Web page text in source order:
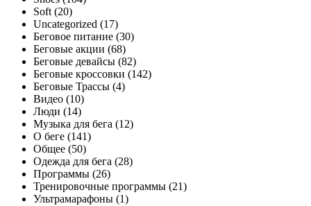
Soft (20)
Uncategorized (17)
Беговое питание (30)
Беговые акции (68)
Беговые девайсы (82)
Беговые кроссовки (142)
Беговые Трассы (4)
Видео (10)
Люди (14)
Музыка для бега (12)
О беге (141)
Общее (50)
Одежда для бега (28)
Программы (26)
Тренировочные программы (21)
Ультрамарафоны (1)